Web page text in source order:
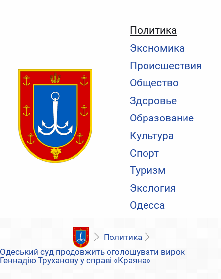
Политика
Экономика
Происшествия
Общество
Здоровье
Образование
Культура
Спорт
Туризм
Экология
Одесса
Политика
Одеський суд продовжить оголошувати вирок
Геннадію Труханову у справі «Краяна»